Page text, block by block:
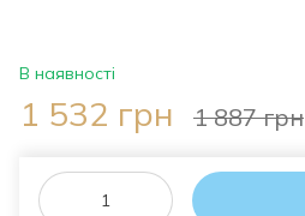
В наявності
1 532 грн 1 887 грн